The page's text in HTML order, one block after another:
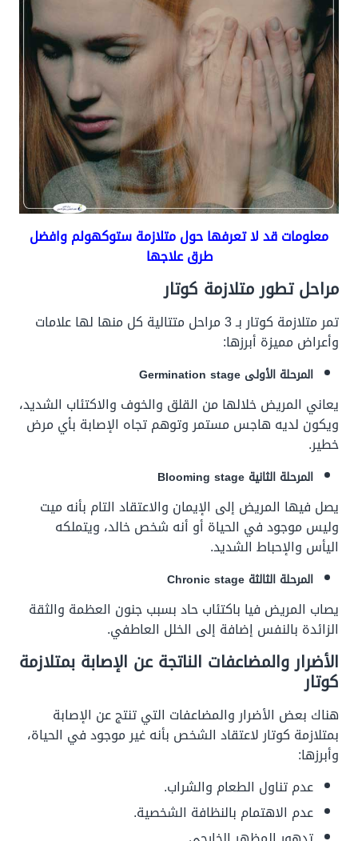
معلومات قد لا تعرفها حول متلازمة ستوكهولم وافضل
طرق علاجها
مراحل تطور متلازمة كوتار
تمر متلازمة كوتار بـ 3 مراحل متتالية كل منها لها علامات
وأعراض مميزة أبرزها:
المرحلة الأولى Germination stage
يعاني المريض خلالها من القلق والخوف والاكتئاب الشديد،
ويكون لديه هاجس مستمر وتوهم تجاه الإصابة بأي مرض
خطير.
المرحلة الثانية Blooming stage
يصل فيها المريض إلى الإيمان والاعتقاد التام بأنه ميت
وليس موجود في الحياة أو أنه شخص خالد، ويتملكه
اليأس والإحباط الشديد.
المرحلة الثالثة Chronic stage
يصاب المريض فيا باكتئاب حاد بسبب جنون العظمة والثقة
الزائدة بالنفس إضافة إلى الخلل العاطفي.
الأضرار والمضاعفات الناتجة عن الإصابة بمتلازمة
كوتار
هناك بعض الأضرار والمضاعفات التي تنتج عن الإصابة
بمتلازمة كوتار لاعتقاد الشخص بأنه غير موجود في الحياة،
وأبرزها:
عدم تناول الطعام والشراب.
عدم الاهتمام بالنظافة الشخصية.